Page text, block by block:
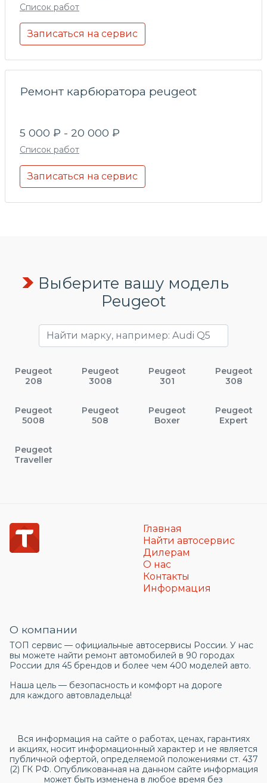
Список работ
Записаться на сервис
Ремонт карбюратора peugeot
5 000 ₽ - 20 000 ₽
Список работ
Записаться на сервис
Выберите вашу модель
Peugeot
Peugeot
208
Peugeot
3008
Peugeot
301
Peugeot
308
Peugeot
5008
Peugeot
508
Peugeot
Boxer
Peugeot
Expert
Peugeot
Traveller
Главная
Найти автосервис
Дилерам
О нас
Контакты
Информация
О компании
ТОП сервис — официальные автосервисы России. У нас
вы можете найти ремонт автомобилей в 90 городах
России для 45 брендов и более чем 400 моделей авто.
Наша цель — безопасность и комфорт на дороге
для каждого автовладельца!
Вся информация на сайте о работах, ценах, гарантиях
и акциях, носит информационный характер и не является
публичной офертой, определяемой положениями ст. 437
(2) ГК РФ. Опубликованная на данном сайте информация
может быть изменена в любое время без